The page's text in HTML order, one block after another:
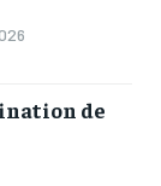
de